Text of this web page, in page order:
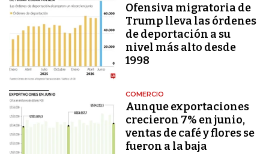
Ofensiva migratoria de
Trump lleva las órdenes
de deportación a su
nivel más alto desde
1998
COMERCIO
Aunque exportaciones
crecieron 7% en junio,
ventas de café y flores se
fueron a la baja